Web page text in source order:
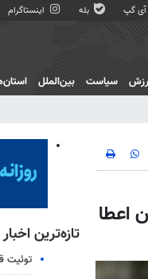
آی گپ بله اینستاگرام
سیاست بین‌الملل
اعطا
تازه‌ترین اخبار
توئیت